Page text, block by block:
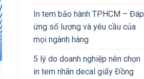
In tem bảo hành TPHCM – Đáp
ứng số lượng và yêu cầu của
mọi ngành hàng
5 lý do doanh nghiệp nên chọn
in tem nhãn decal giấy Đồng